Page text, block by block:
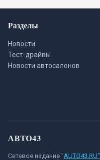
Разделы
Новости
Тест-драйвы
Новости автосалонов
АВТО43
Сетевое издание "AUTO43.RU"